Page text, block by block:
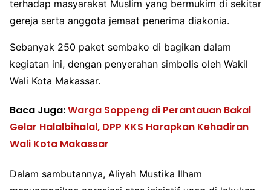
terhadap masyarakat Muslim yang bermukim di sekitar
gereja serta anggota jemaat penerima diakonia.
Sebanyak 250 paket sembako di bagikan dalam
kegiatan ini, dengan penyerahan simbolis oleh Wakil
Wali Kota Makassar.
Baca Juga:Warga Soppeng di Perantauan Bakal
Gelar Halalbihalal, DPP KKS Harapkan Kehadiran
Wali Kota Makassar
Dalam sambutannya, Aliyah Mustika Ilham